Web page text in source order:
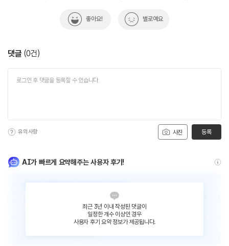
좋아요! 별로예요
댓글 (0건)
사진
유의사항 등록
AI가 빠르게 요약해주는 사용자 후기!
최근 3년 이내 작성된 댓글이
일정한 개수 이상인 경우
사용자 후기 요약 정보가 제공됩니다.